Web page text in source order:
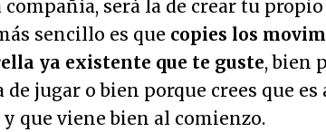
compañía, será la de crear tu
sencillo es que copies los
ya existente que te guste, bien
de jugar o bien porque crees que
que viene bien al comienzo.